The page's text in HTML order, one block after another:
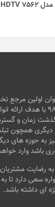
اولین
جانبی فعالیت خود را از سال
گذشت زمان و
دیگری همچون
به حوزه های
باشد وارد
به رضایت
سعی دارد تا
ای داشته باشد.